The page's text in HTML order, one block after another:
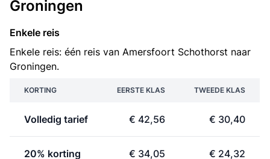
Groningen
Enkele reis
Enkele reis: één reis van Amersfoort Schothorst naar
Groningen.
KORTING EERSTE KLAS TWEEDE KLAS
Volledig tarief € 42,56 € 30,40
20% korting € 34,05 € 24,32